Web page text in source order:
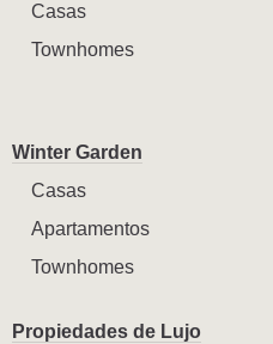
Casas
Townhomes
Winter Garden
Casas
Apartamentos
Townhomes
Propiedades de Lujo